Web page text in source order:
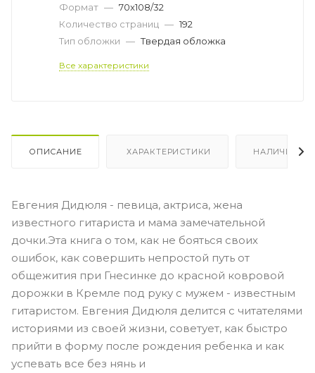
Формат — 70x108/32
Количество страниц — 192
Тип обложки — Твердая обложка
Все характеристики
ОПИСАНИЕ ХАРАКТЕРИСТИКИ НАЛИЧИЕ
Евгения Дидюля - певица, актриса, жена
известного гитариста и мама замечательной
дочки.Эта книга о том, как не бояться своих
ошибок, как совершить непростой путь от
общежития при Гнесинке до красной ковровой
дорожки в Кремле под руку с мужем - известным
гитаристом. Евгения Дидюля делится с читателями
историями из своей жизни, советует, как быстро
прийти в форму после рождения ребенка и как
успевать все без нянь и